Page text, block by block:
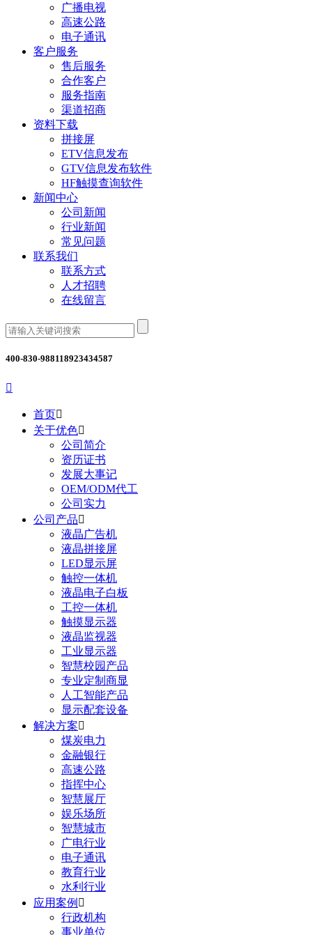
广播电视
高速公路
电子通讯
客户服务
售后服务
合作客户
服务指南
渠道招商
资料下载
拼接屏
ETV信息发布
GTV信息发布软件
HF触摸查询软件
新闻中心
公司新闻
行业新闻
常见问题
联系我们
联系方式
人才招聘
在线留言
400-830-988118923434587

首页
关于优色
公司简介
资历证书
发展大事记
OEM/ODM代工
公司实力
公司产品
液晶广告机
液晶拼接屏
LED显示屏
触控一体机
液晶电子白板
工控一体机
触摸显示器
液晶监视器
工业显示器
智慧校园产品
专业定制商显
人工智能产品
显示配套设备
解决方案
煤炭电力
金融银行
高速公路
指挥中心
智慧展厅
娱乐场所
智慧城市
广电行业
电子通讯
教育行业
水利行业
应用案例 
行政机构
事业单位